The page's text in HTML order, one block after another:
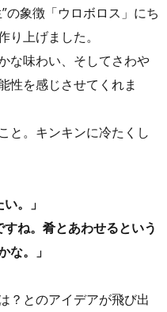
の象徴「ウロボロス」にち
上げました。
な味わい、そしてさわや
性を感じさせてくれま
と。キンキンに冷たくし
。」
ね。肴とあわせるという
な。」
？とのアイデアが飛び出